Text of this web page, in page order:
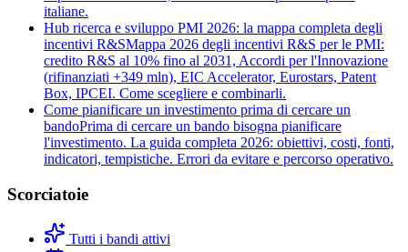
italiane.
Hub ricerca e sviluppo PMI 2026: la mappa completa degli
incentivi R&SMappa 2026 degli incentivi R&S per le PMI:
credito R&S al 10% fino al 2031, Accordi per l'Innovazione
(rifinanziati +349 mln), EIC Accelerator, Eurostars, Patent
Box, IPCEI. Come scegliere e combinarli.
Come pianificare un investimento prima di cercare un
bandoPrima di cercare un bando bisogna pianificare
l'investimento. La guida completa 2026: obiettivi, costi, fonti,
indicatori, tempistiche. Errori da evitare e percorso operativo.
Scorciatoie
Tutti i bandi attivi